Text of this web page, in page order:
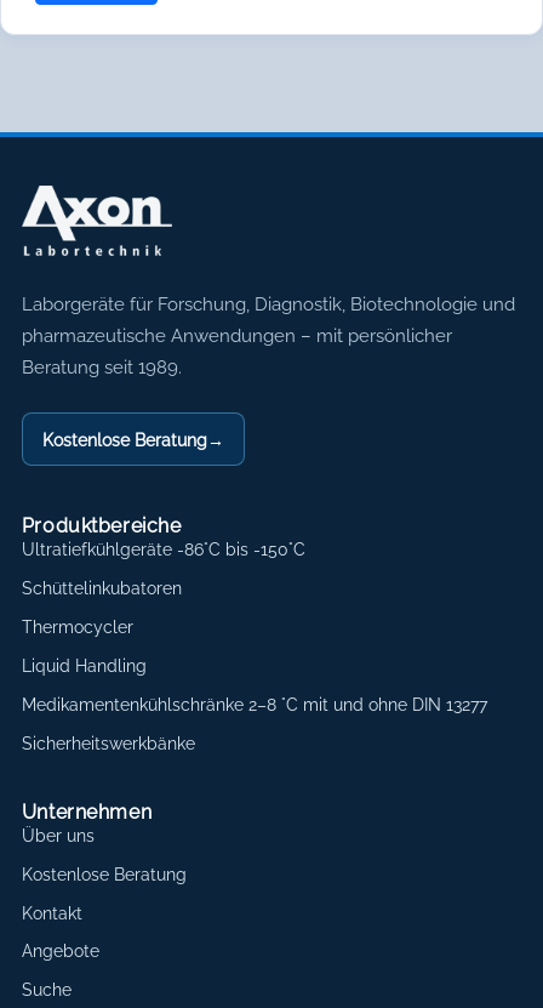
Axon Labortechnik
Laborgeräte für Forschung, Diagnostik, Biotechnologie und
pharmazeutische Anwendungen – mit persönlicher
Beratung seit 1989.
Kostenlose Beratung→
Produktbereiche
Ultratiefkühlgeräte -86°C bis -150°C
Schüttelinkubatoren
Thermocycler
Liquid Handling
Medikamentenkühlschränke 2–8 °C mit und ohne DIN 13277
Sicherheitswerkbänke
Unternehmen
Über uns
Kostenlose Beratung
Kontakt
Angebote
Suche